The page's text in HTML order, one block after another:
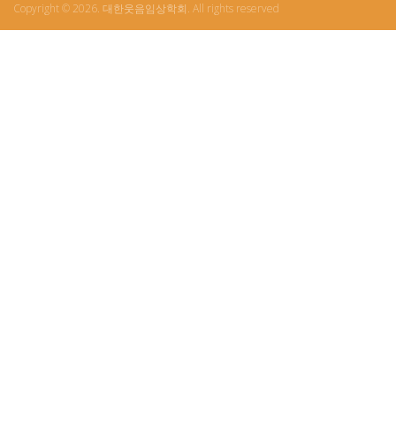
Copyright © 2026. 대한웃음임상학회. All rights reserved